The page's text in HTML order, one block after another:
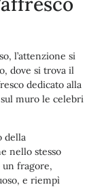
l’attenzione si
dove si trova il
dedicato alla
sul muro le celebri
della
nello stesso
un fragore,
e riempì